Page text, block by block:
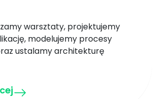
warsztaty, projektujemy
modelujemy procesy
ustalamy architekturę